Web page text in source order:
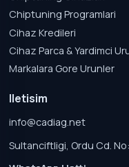
Chiptuning Programlari
Cihaz Kredileri
Cihaz Parca & Yardimci
Markalara Gore Urunler
Iletisim
info@cadiag.net
Sultanciftligi, Ordu Cd.